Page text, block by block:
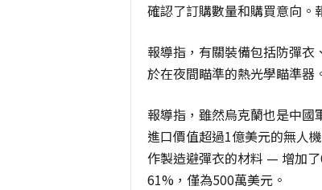
確認了訂購數量和購買意向。
報導指，有關裝備包括防彈衣
於在夜間瞄準的熱光學瞄準器
報導指，雖然烏克蘭也是中國
進口價值超過1億美元的無人
作製造避彈衣的材料 — 增加
61%，僅為500萬美元。